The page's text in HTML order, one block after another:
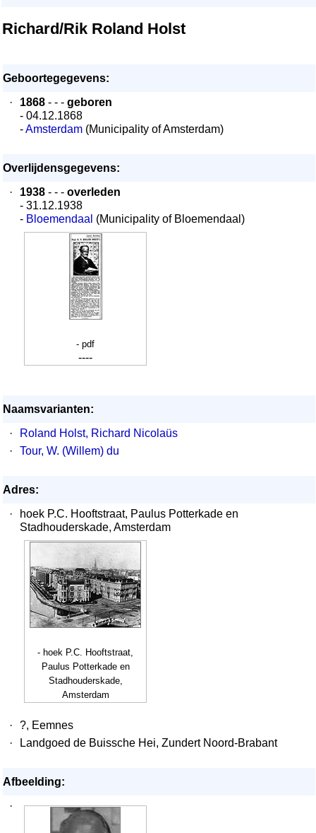
Richard/Rik Roland Holst
Geboortegegevens:
·
1868 - - - geboren
- 04.12.1868
-Amsterdam (Municipality of Amsterdam)
Overlijdensgegevens:
·
1938 - - - overleden
- 31.12.1938
- Bloemendaal (Municipality of Bloemendaal)
- pdf
----
Naamsvarianten:
·
Roland Holst, Richard Nicolaüs
·
Tour, W. (Willem) du
Adres:
·
hoek P.C. Hooftstraat, Paulus Potterkade en
Stadhouderskade, Amsterdam
- hoek P.C. Hooftstraat,
Paulus Potterkade en
Stadhouderskade,
Amsterdam
·
?, Eemnes
·
Landgoed de Buissche Hei, Zundert Noord-Brabant
Afbeelding:
·